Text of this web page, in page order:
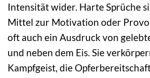
Intensität wider. Harte Sprüche
Mittel zur Motivation oder
oft auch ein Ausdruck von
und neben dem Eis. Sie
Kampfgeist, die